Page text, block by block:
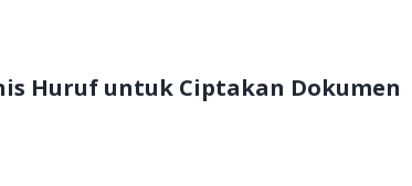
Huruf untuk Ciptakan Dokumen